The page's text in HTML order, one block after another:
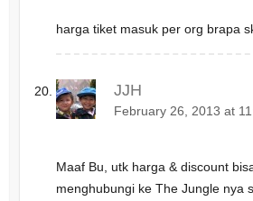
harga tiket masuk per org brapa
JJH
February 26, 2013 at
Maaf Bu, utk harga & discount
menghubungi ke The Jungle nya